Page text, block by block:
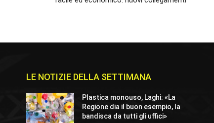
LE NOTIZIE DELLA SETTIMANA
Plastica monouso, Laghi: «La
Regione dia il buon esempio, la
bandisca da tutti gli uffici»